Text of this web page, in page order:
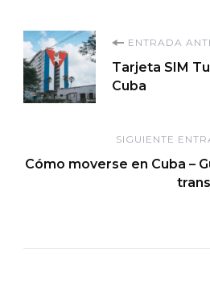
de
entradas
ENTRADA
Tarjeta SIM
Cuba
SIGUIENTE
Cómo moverse en Cuba –